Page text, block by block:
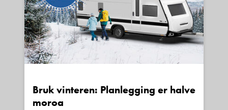
Bruk vinteren: Planlegging er halve
moroa